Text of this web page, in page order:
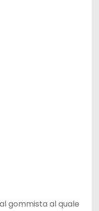
gommista al quale